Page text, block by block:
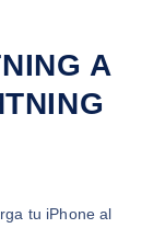
A
tu iPhone al